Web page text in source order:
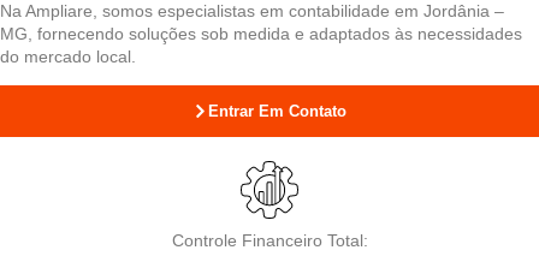
Na Ampliare, somos especialistas em contabilidade em Jordânia –
MG, fornecendo soluções sob medida e adaptados às necessidades
do mercado local.
Entrar Em Contato
Controle Financeiro Total: